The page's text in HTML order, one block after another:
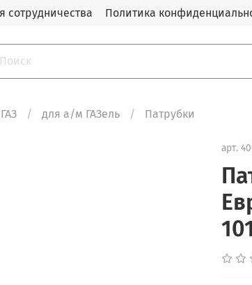
сотрудничества Политика
ГАЗ для а/м ГАЗель Патрубки
арт.